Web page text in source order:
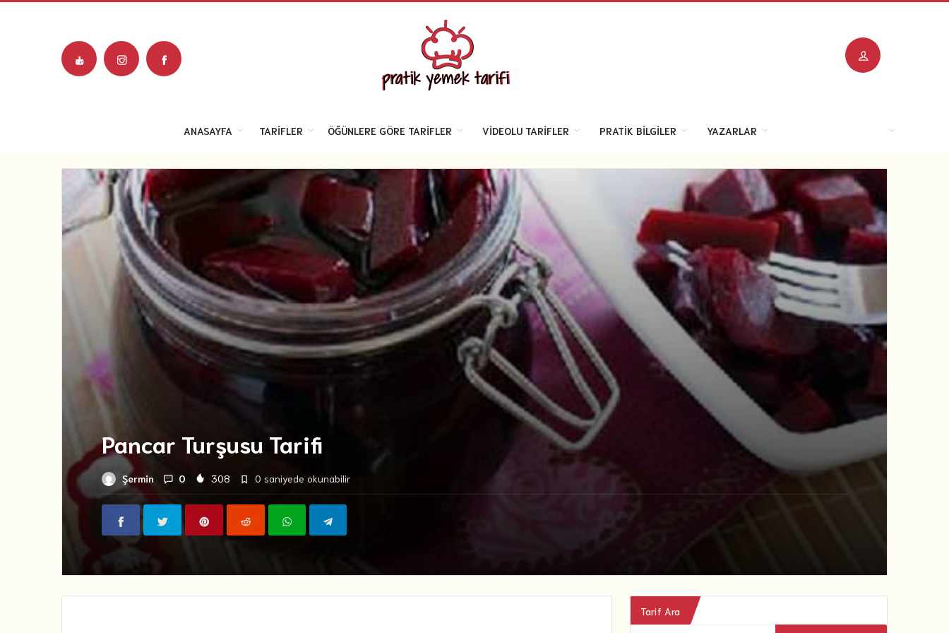
ANASAYFA TARIFLER ÖĞÜNLERE GÖRE TARIFLER VIDEOLU TARIFLER PRATIK BILGILER YAZARLAR
Pancar Turşusu Tarifi
Şermin 0 308 0 saniyede okunabilir
Tarif Ara